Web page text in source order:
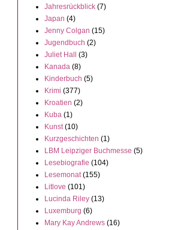
Jahresrückblick (7)
Japan (4)
Jenny Colgan (15)
Jugendbuch (2)
Juliet Hall
(3)
Kanada (8)
Kinderbuch (5)
Krimi (377)
Kroatien (2)
Kuba (1)
Kunst (10)
Kurzgeschichten (1)
LBM Leipziger Buchmesse (5)
Lesebiografie (104)
Lesemonat (155)
Litlove (101)
Lucinda Riley (13)
Luxemburg (6)
Mary Kay Andrews (16)